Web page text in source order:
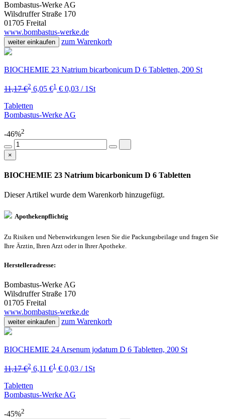
Bombastus-Werke AG
Wilsdruffer Straße 170
01705 Freital
www.bombastus-werke.de
weiter einkaufen zum Warenkorb
BIOCHEMIE 23 Natrium bicarbonicum D 6 Tabletten, 200 St
11,17 €2 6,05 €1 € 0,03 / 1St
Tabletten
Bombastus-Werke AG
-46%2
×
BIOCHEMIE 23 Natrium bicarbonicum D 6 Tabletten
Dieser Artikel wurde dem Warenkorb hinzugefügt.
Apothekenpflichtig
Zu Risiken und Nebenwirkungen lesen Sie die Packungsbeilage und fragen Sie
Ihre Ärztin, Ihren Arzt oder in Ihrer Apotheke.
Herstelleradresse:
Bombastus-Werke AG
Wilsdruffer Straße 170
01705 Freital
www.bombastus-werke.de
weiter einkaufen zum Warenkorb
BIOCHEMIE 24 Arsenum jodatum D 6 Tabletten, 200 St
11,17 €2 6,11 €1 € 0,03 / 1St
Tabletten
Bombastus-Werke AG
-45%2